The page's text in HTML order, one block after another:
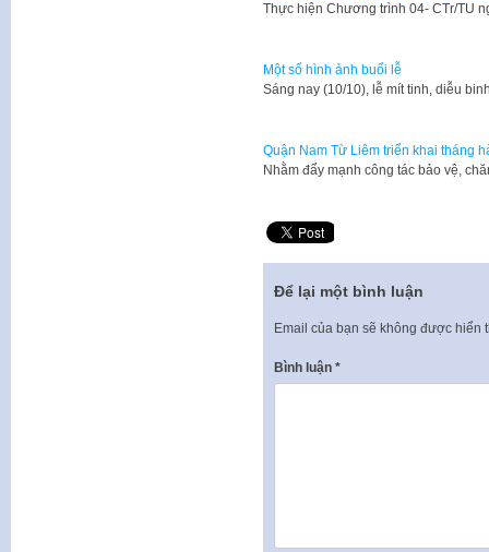
Thực hiện Chương trình 04- CTr/TU
Một số hình ảnh buổi lễ
​Sáng nay (10/10), lễ mít tinh, diễu
Quận Nam Từ Liêm triển khai tháng
Nhằm đẩy mạnh công tác bảo vệ,
Để lại một bình luận
Email của bạn sẽ không được hiển
Bình luận *